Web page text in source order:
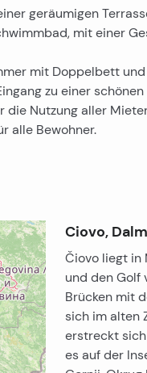
geräumigen
mit einer
mit Doppelbett
zu einer
die Nutzung aller
alle Bewohner.
Ciovo,
Čiovo liegt in
und den Golf
Brücken mit
sich im alten
erstreckt
es auf der